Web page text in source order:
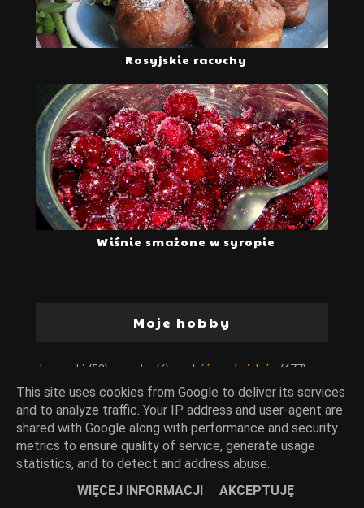
Rosyjskie racuchy
Wiśnie smażone w syropie
Moje hobby
kamyczki (52) muzyka (6) podróże małe i duże (677)
seans filmowy (167) w świecie książki (476)
Zupy, kremy, chłodniki
This site uses cookies from Google to deliver its services
and to analyze traffic. Your IP address and user-agent are
shared with Google along with performance and security
metrics to ensure quality of service, generate usage
statistics, and to detect and address abuse.
WIĘCEJ INFORMACJI
AKCEPTUJĘ